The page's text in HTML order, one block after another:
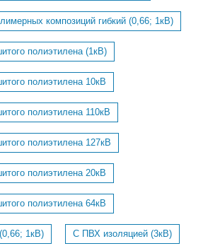
композиций гибкий (0,66; 1кВ)
полиэтилена (1кВ)
полиэтилена 10кВ
полиэтилена 110кВ
полиэтилена 127кВ
полиэтилена 20кВ
полиэтилена 64кВ
1кВ) С ПВХ изоляцией (3кВ)